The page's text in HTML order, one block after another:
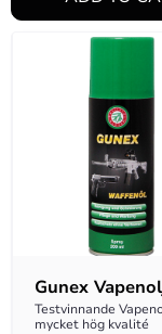
Gunex
ml
Testvinnande
mycket hög kvalité